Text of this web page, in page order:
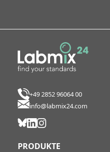
+49 2852 96064 00
info@labmix24.com
PRODUKTE